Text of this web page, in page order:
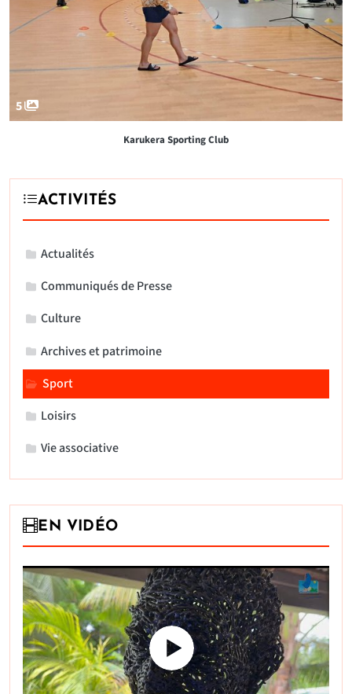
5
Karukera Sporting Club
ACTIVITÉS
Actualités
Communiqués de Presse
Culture
Archives et patrimoine
Sport
Loisirs
Vie associative
EN VIDÉO